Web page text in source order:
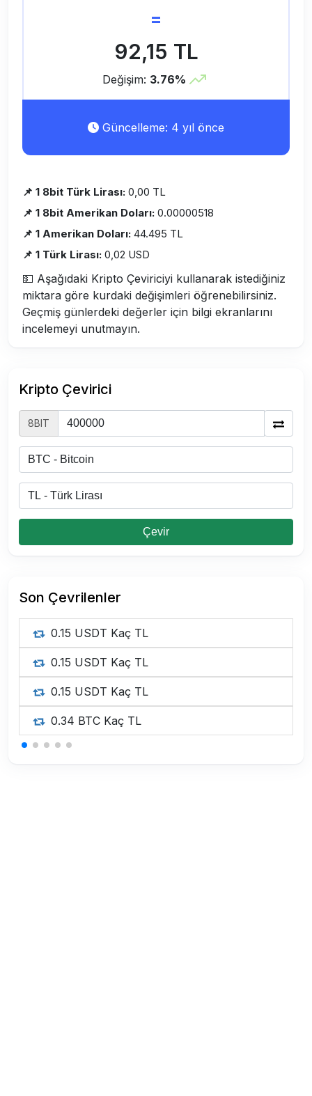
=
92,15 TL
Değişim: 3.76%
Güncelleme: 4 yıl önce
📌 1 8bit Türk Lirası: 0,00 TL
📌 1 8bit Amerikan Doları: 0.00000518
📌 1 Amerikan Doları: 44.495 TL
📌 1 Türk Lirası: 0,02 USD
💵 Aşağıdaki Kripto Çeviriciyi kullanarak istediğiniz
miktara göre kurdaki değişimleri öğrenebilirsiniz.
Geçmiş günlerdeki değerler için bilgi ekranlarını
incelemeyi unutmayın.
Kripto Çevirici
8BIT
Çevir
Son Çevrilenler
0.15 USDT Kaç TL
0.15 USDT Kaç TL
0.15 USDT Kaç TL
0.34 BTC Kaç TL